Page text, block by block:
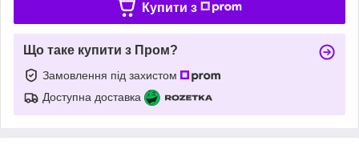
Купити з
Що таке купити з Пром?
Замовлення під захистом
Доступна доставка